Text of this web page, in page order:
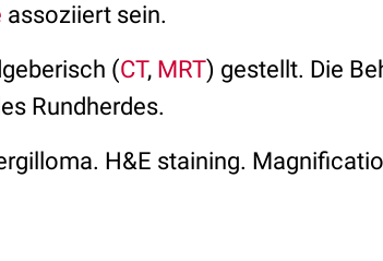
assoziiert sein.
(CT, MRT) gestellt. Die
Rundherdes.
H&E staining.